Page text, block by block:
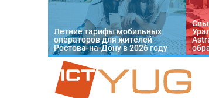
Летние тарифы мобильных
операторов для жителей
Ростова-на-Дону в 2026 году